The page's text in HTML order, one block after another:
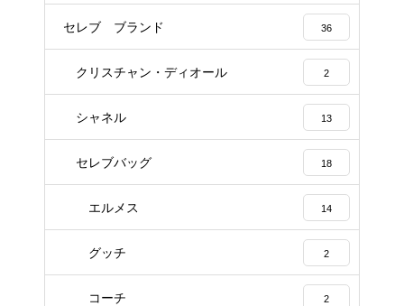
セレブ ブランド 36
クリスチャン・ディオール 2
シャネル 13
セレブバッグ 18
エルメス 14
グッチ 2
コーチ 2